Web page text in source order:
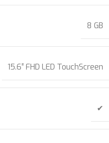
8 GB
15.6″ FHD LED TouchScreen
✔